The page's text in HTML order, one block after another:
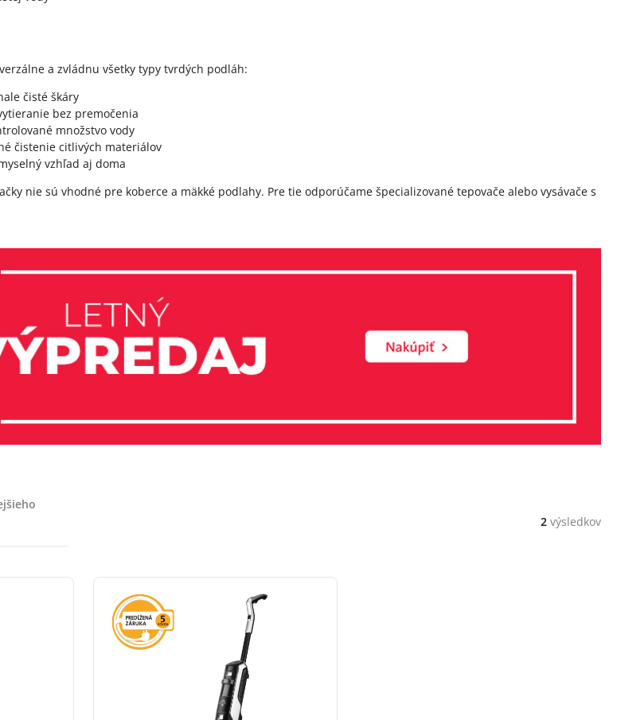
a zvládnu všetky typy tvrdých podláh:
čisté škáry
bez premočenia
množstvo vody
čistenie citlivých materiálov
vzhľad aj doma
nie sú vhodné pre koberce a mäkké podlahy. Pre tie odporúčame špecializované tepovače alebo vysávače s
2 výsledkov